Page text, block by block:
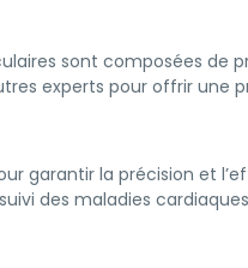
sont composées de
experts pour offrir
garantir la précision et
des maladies